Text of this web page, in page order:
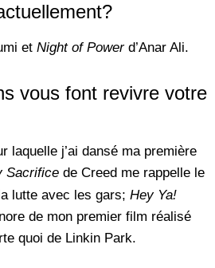
et Night of Powerd’Anar Ali.
vous font revivre votre
laquelle j’ai dansé ma première
Sacrifice de Creed me rappelle le
lutte avec les gars; Hey Ya!
de mon premier film réalisé
quoi de Linkin Park.